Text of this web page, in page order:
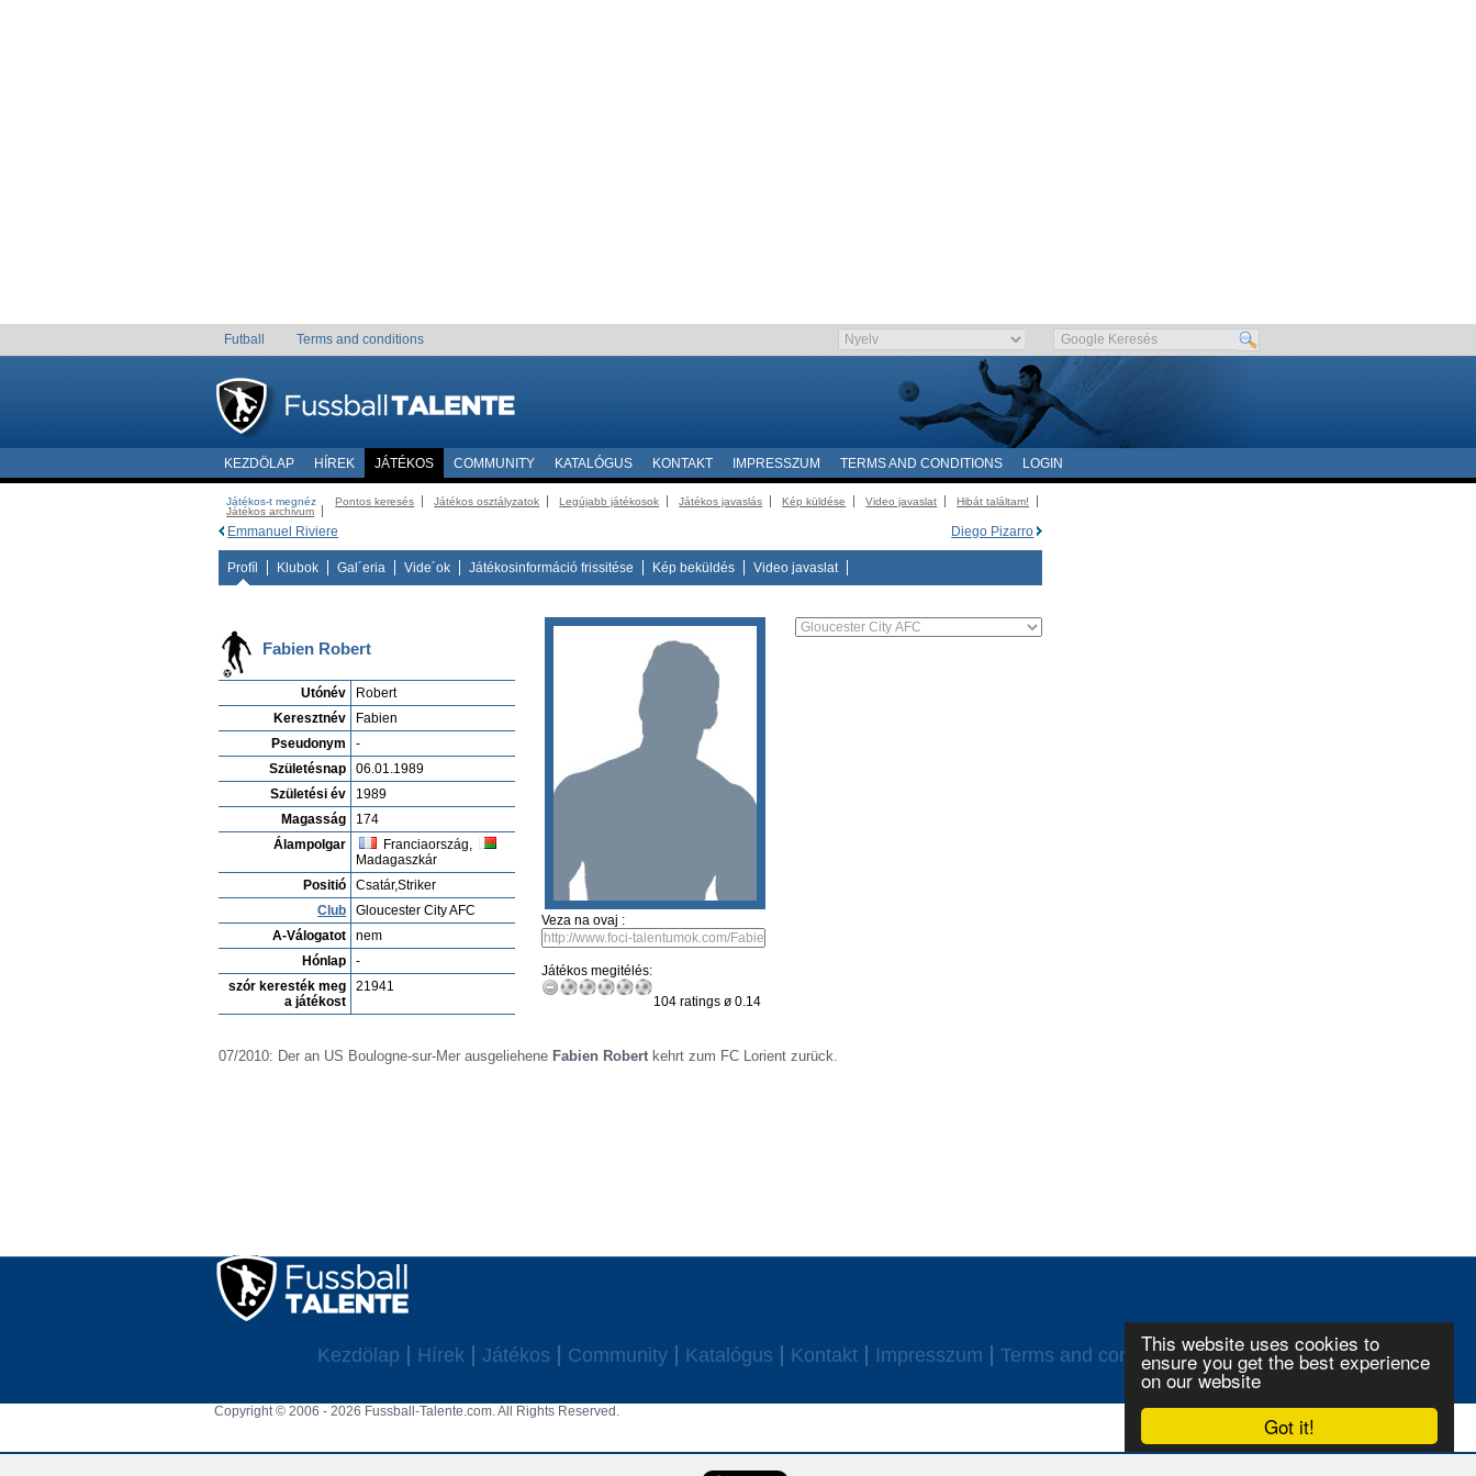
Got it!
This website uses cookies to
ensure you get the best experience
on our website
Futball Terms and conditions
KEZDÖLAP HÍREK JÁTÉKOS COMMUNITY KATALÓGUS KONTAKT IMPRESSZUM TERMS AND CONDITIONS LOGIN
Játékos-t megnéz Pontos keresés Játékos osztályzatok Legújabb játékosok Játékos javaslás Kép küldése Video javaslat
Hibát találtam!
Játékos archivum
Diego Pizarro
Emmanuel Riviere
Profíl Klubok Gal´eria Vide´ok Játékosinformáció frissitése Kép beküldés Video javaslat
Fabien Robert
Utónév
Robert
Keresztnév
Fabien
Pseudonym
-
Születésnap
06.01.1989
Születési év
1989
Magasság
174
Álampolgar
Franciaország,
Madagaszkár
Positió
Csatár,Striker
Club
Gloucester City AFC
A-Válogatot
nem
Hónlap
-
szór keresték meg
a játékost
21941
Veza na ovaj :
Játékos megitélés:
104 ratings ø 0.14
07/2010: Der an US Boulogne-sur-Mer ausgeliehene Fabien Robert kehrt zum FC Lorient zurück.
Kezdölap Hírek Játékos Community Katalógus Kontakt Impresszum Terms and conditions Login
Copyright © 2006 - 2026 Fussball-Talente.com. All Rights Reserved.